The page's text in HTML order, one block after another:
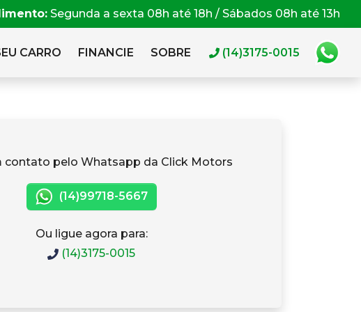
Segunda a sexta 08h até 18h / Sábados 08h até 13h
CARRO FINANCIE SOBRE (14)3175-0015
contato pelo Whatsapp da Click Motors
(14)99718-5667
Ou ligue agora para:
(14)3175-0015